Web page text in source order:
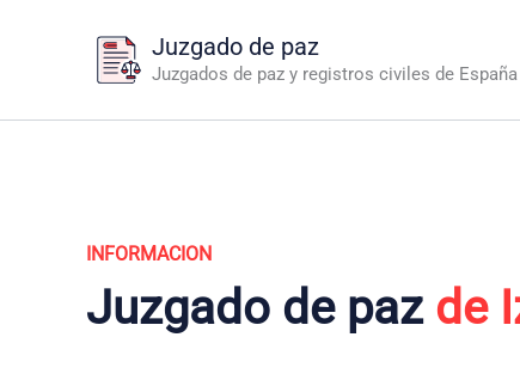
Juzgado de paz
Juzgados de paz y registros civiles de España
INFORMACION
Juzgado de paz de